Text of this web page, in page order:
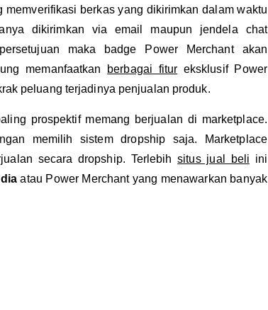
memverifikasi berkas yang dikirimkan dalam waktu
dikirimkan via email maupun jendela chat
maka badge Power Merchant akan
memanfaatkan
berbagai fitur eksklusif Power
peluang terjadinya penjualan produk.
prospektif memang berjualan di marketplace.
memilih sistem dropship saja. Marketplace
secara dropship. Terlebihsitus jual beli ini
atau Power Merchant yang menawarkan banyak